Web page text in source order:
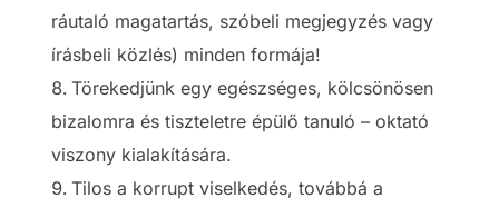
ráutaló magatartás, szóbeli megjegyzés vagy
írásbeli közlés) minden formája!
Törekedjünk egy egészséges, kölcsönösen
bizalomra és tiszteletre épülő tanuló – oktató
viszony kialakítására.
Tilos a korrupt viselkedés, továbbá a